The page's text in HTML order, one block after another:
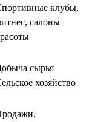
клубы,
салоны
сырья
хозяйство